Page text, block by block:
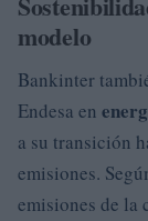
modelo
Bankinter
Endesa en
a su transición
emisiones.
emisiones de la